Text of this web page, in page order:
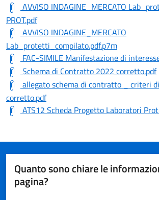
AVVISO INDAGINE_MERCATO
PROT.pdf
AVVISO INDAGINE_MERCATO
Lab_protetti_compilato.pdf.p7m
FAC-SIMILE Manifestazione di
Schema di Contratto 2022 corretto.pdf
allegato schema di contratto _ criteri
corretto.pdf
ATS12 Scheda Progetto Laboratori
Quanto sono chiare le
pagina?